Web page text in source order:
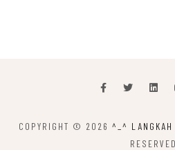
COPYRIGHT © 2026 ^_^